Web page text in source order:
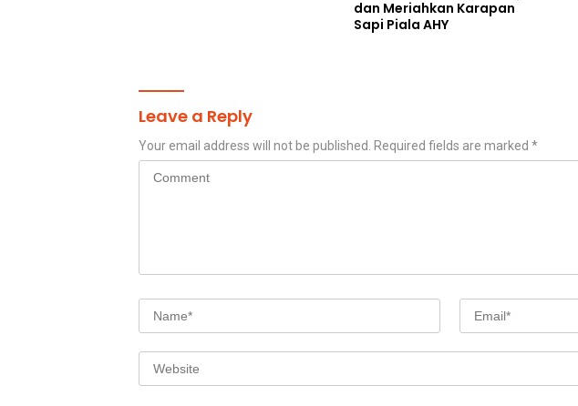
dan Meriahkan Karapan
Sapi Piala AHY
Leave a Reply
Your email address will not be published. Required fields are marked *